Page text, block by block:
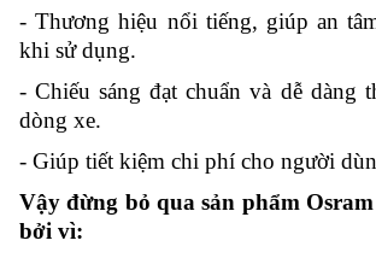
- Thương hiệu nổi tiếng, giúp an
khi sử dụng.
- Chiếu sáng đạt chuẩn và dễ dàng
dòng xe.
- Giúp tiết kiệm chi phí cho người
Vậy đừng bỏ qua sản phẩm
bởi vì: